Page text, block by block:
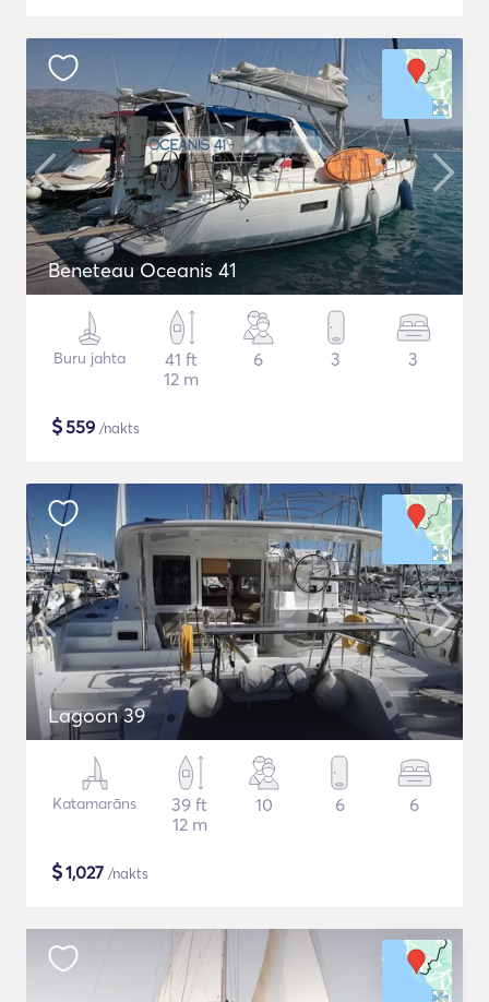
Beneteau Oceanis 41
Buru jahta
41 ft
12 m
6 3 3
$559 /nakts
Lagoon 39
Katamarāns
39 ft
12 m
10 6 6
$1,027 /nakts